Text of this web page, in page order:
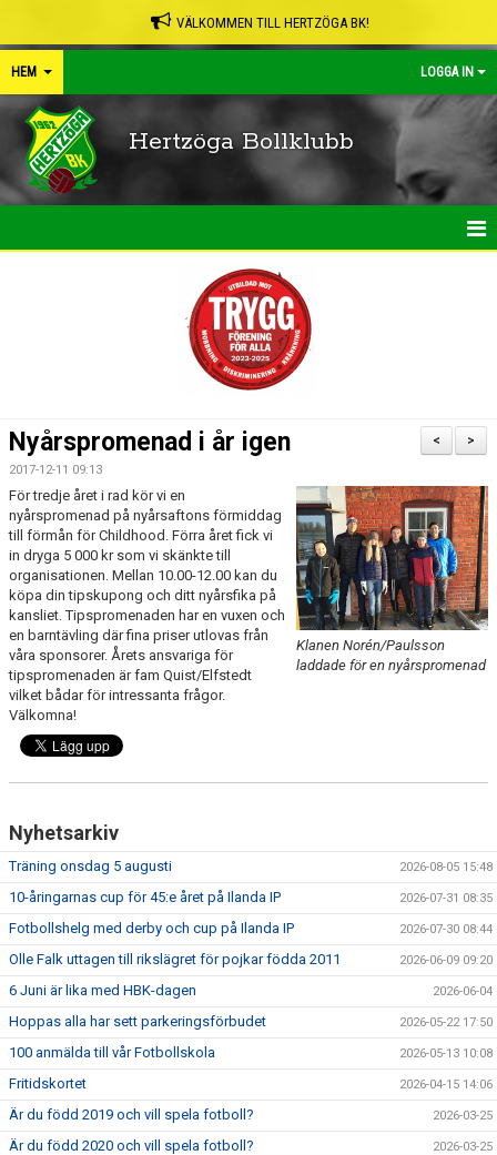
VÄLKOMMEN TILL HERTZÖGA BK!
HEM LOGGA IN
Hertzöga Bollklubb
SHOP
FRISPARKEN
BLI MEDLEM
MATCHER
KONTAKTER & LAG
FÖRENINGSDOKUMENT_GAMLA
SPONSORER
>
<
Nyårspromenad i år igen
2017-12-11 09:13
Klanen Norén/Paulsson
laddade för en nyårspromenad
För tredje året i rad kör vi en
nyårspromenad på nyårsaftons förmiddag
till förmån för Childhood. Förra året fick vi
in dryga 5 000 kr som vi skänkte till
organisationen. Mellan 10.00-12.00 kan du
köpa din tipskupong och ditt nyårsfika på
kansliet. Tipspromenaden har en vuxen och
en barntävling där fina priser utlovas från
våra sponsorer. Årets ansvariga för
tipspromenaden är fam Quist/Elfstedt
vilket bådar för intressanta frågor.
Välkomna!
Nyhetsarkiv
Träning onsdag 5 augusti 2026-08-05 15:48
10-åringarnas cup för 45:e året på Ilanda IP 2026-07-31 08:35
Fotbollshelg med derby och cup på Ilanda IP 2026-07-30 08:44
Olle Falk uttagen till rikslägret för pojkar födda 2011 2026-06-09 09:20
6 Juni är lika med HBK-dagen 2026-06-04
Hoppas alla har sett parkeringsförbudet 2026-05-22 17:50
100 anmälda till vår Fotbollskola 2026-05-13 10:08
Fritidskortet 2026-04-15 14:06
Är du född 2019 och vill spela fotboll? 2026-03-25
Är du född 2020 och vill spela fotboll? 2026-03-25